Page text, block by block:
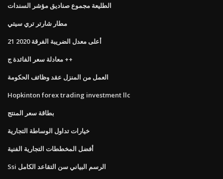
الطليعة مجموع صناديق مؤشر السندات
مطار شارتر تري سيتي
أعلى معدل الضريبة الفرقة 2020 21
معادلة سعر الفائدة ج ++
العمل من المنزل عقد وظائف الحكومة
Hopkinton forex trading investment llc
بطاقة سعر المنتج
خيارات تداول الوساطة التجارية
أفضل المخططات التجارية الفنية
Ssi الرسم البياني سن التقاعد الكامل